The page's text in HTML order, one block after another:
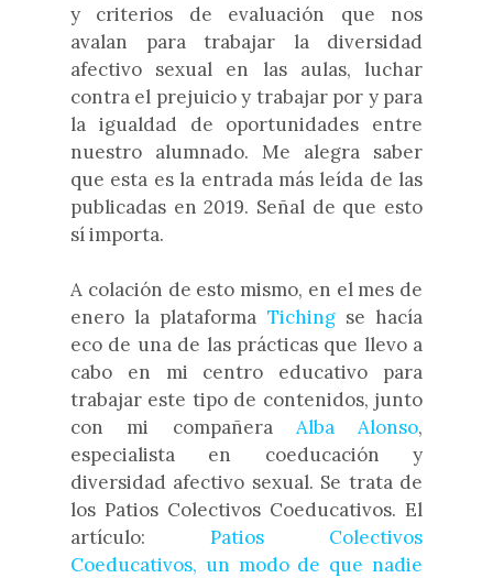
y criterios de evaluación que nos
avalan para trabajar la diversidad
afectivo sexual en las aulas, luchar
contra el prejuicio y trabajar por y para
la igualdad de oportunidades entre
nuestro alumnado. Me alegra saber
que esta es la entrada más leída de las
publicadas en 2019. Señal de que esto
sí importa.
A colación de esto mismo, en el mes de
enero la plataforma Tichingse hacía
eco de una de las prácticas que llevo a
cabo en mi centro educativo para
trabajar este tipo de contenidos, junto
con mi compañera Alba Alonso,
especialista en coeducación y
diversidad afectivo sexual. Se trata de
los Patios Colectivos Coeducativos. El
artículo: Patios Colectivos
Coeducativos, un modo de que nadie